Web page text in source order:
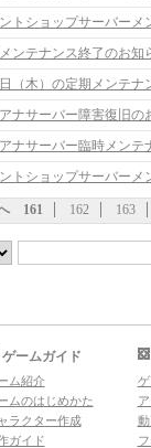
トショップサーバーメ
ンテナンス終了のお知
（木）の定期メンテナ
アナサーバー障害復旧の
アナサーバー臨時メンテ
トショップサーバーメ
161 162 163
ゲームガイド
ム紹介
ムのはじめかた
ラクター作成
ガイド